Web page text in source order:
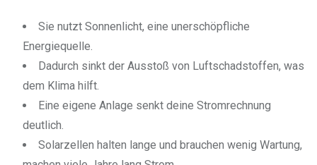
Sie nutzt Sonnenlicht, eine unerschöpfliche
Energiequelle.
Dadurch sinkt der Ausstoß von Luftschadstoffen, was
dem Klima hilft.
Eine eigene Anlage senkt deine Stromrechnung
deutlich.
Solarzellen halten lange und brauchen wenig Wartung,